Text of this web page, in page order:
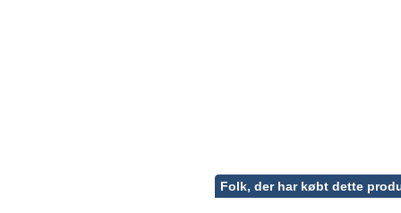
Folk, der har købt dette